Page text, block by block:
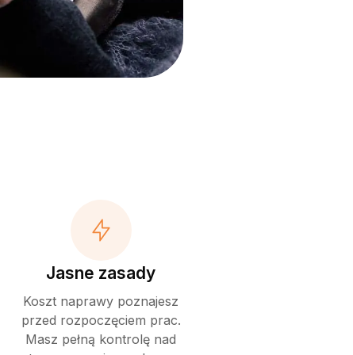
Jasne zasady
Koszt naprawy poznajesz
przed rozpoczęciem prac.
Masz pełną kontrolę nad